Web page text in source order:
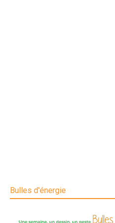
Bulles d'énergie